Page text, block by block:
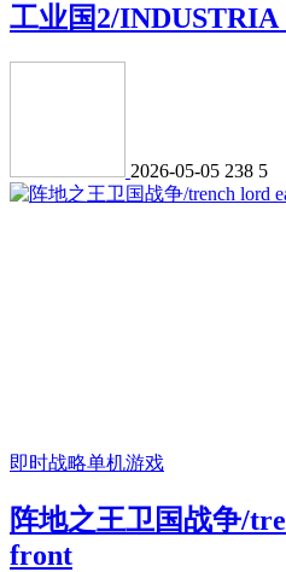
工业国2/INDUSTRIA
2026-05-05 238 5
即时战略单机游戏
阵地之王卫国战争/
front